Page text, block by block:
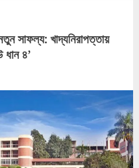
সাফল্য: খাদ্যনিরাপত্তায়
৪’